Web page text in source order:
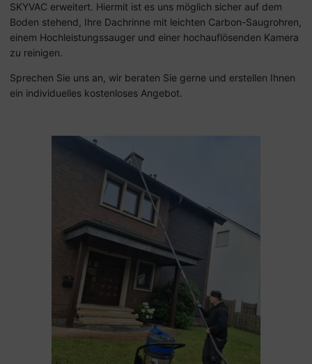
SKYVAC erweitert. Hiermit ist es uns möglich sicher auf dem
Boden stehend, Ihre Dachrinne mit leichten Carbon-Saugrohren,
einem Hochleistungssauger und einer hochauflösenden Kamera
zu reinigen.
Sprechen Sie uns an, wir beraten Sie gerne und erstellen Ihnen
ein individuelles kostenloses Angebot.